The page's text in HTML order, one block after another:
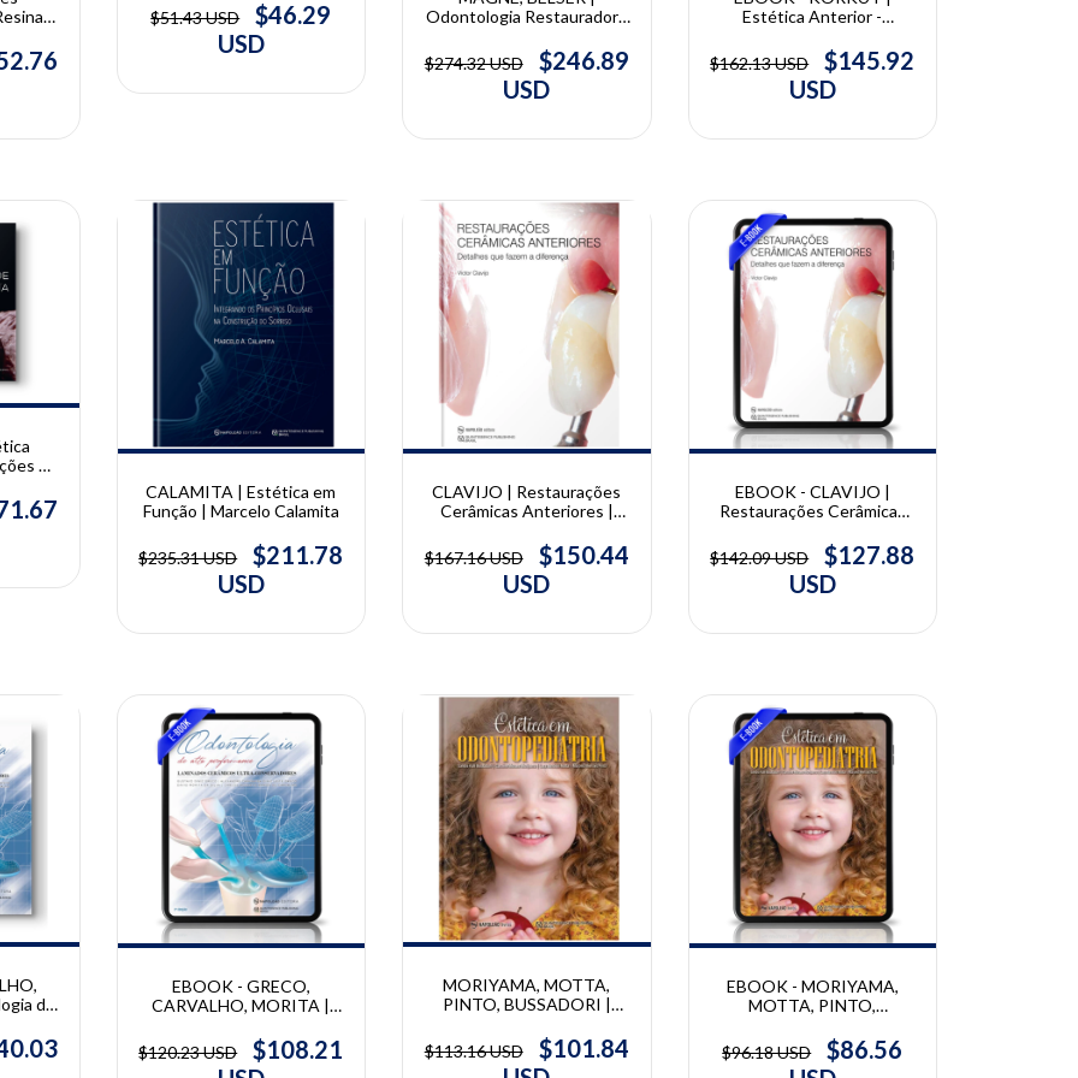
Markus B. Blatz
$51.43 USD
$46.29
USD
Odontologia Restauradora
Pascal Magne e Urs Belser
$274.32 USD
$246.89
USD
Estética Anterior -
Composta | Bora Korkut
$162.13 USD
$145.92
USD
de
CALAMITA | Estética em
Função | Marcelo Calamita
$235.31 USD
$211.78
USD
CLAVIJO | Restaurações
Cerâmicas Anteriores |
$167.16 USD
$150.44
USD
EBOOK - CLAVIJO |
Restaurações Cerâmicas
$142.09 USD
$127.88
USD
de
ultra-
EBOOK - GRECO,
CARVALHO, MORITA |
Performance - Laminados
cerâmicos ultra-
$120.23 USD
$108.21
MORIYAMA, MOTTA,
PINTO, BUSSADORI |
Odontopediatria | Caroline
Moraes Moriyama, Lara
$113.16 USD
$101.84
EBOOK - MORIYAMA,
MOTTA, PINTO,
Odontopediatria | Caroline
Moraes Moriyama, Lara
$96.18 USD
$86.56